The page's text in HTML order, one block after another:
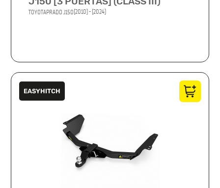
TOYOTAPRADO J150(2010) - (2024)
EASYHITCH